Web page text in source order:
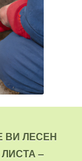
ВИ ЛЕСЕН
–